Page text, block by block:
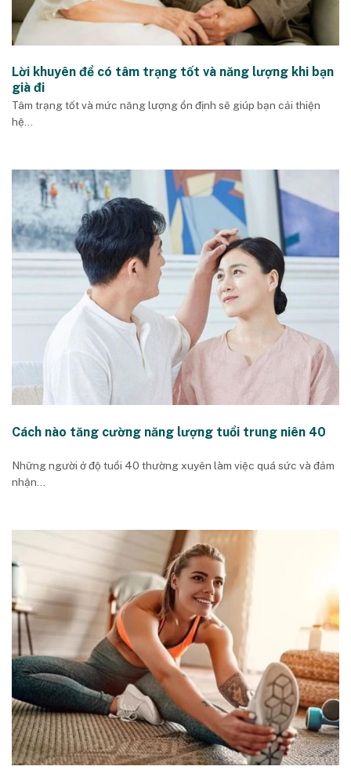
Lời khuyên để có tâm trạng tốt và năng lượng khi bạn
già đi
Tâm trạng tốt và mức năng lượng ổn định sẽ giúp bạn cải thiện
hệ...
Cách nào tăng cường năng lượng tuổi trung niên 40
Những người ở độ tuổi 40 thường xuyên làm việc quá sức và đảm
nhận...